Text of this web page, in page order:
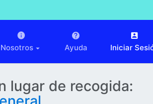
Nosotros Ayuda Iniciar
lugar de recogida: